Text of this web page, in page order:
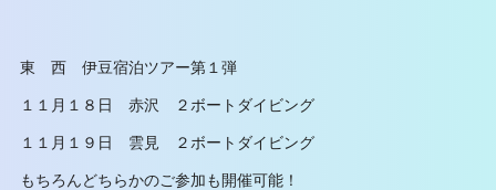
東 西 伊豆宿泊ツアー第１弾
１１月１８日 赤沢 ２ボートダイビング
１１月１９日 雲見 ２ボートダイビング
もちろんどちらかのご参加も開催可能！